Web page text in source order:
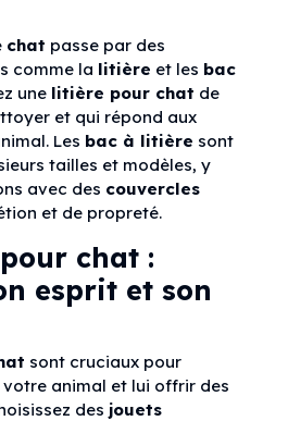
chat passe par des
comme la litière et les bac
une litière pour chat de
et qui répond aux
Les bac à litière sont
tailles et modèles, y
avec des couvercles
et de propreté.
chat :
esprit et son
sont cruciaux pour
votre animal et lui offrir des
des jouets